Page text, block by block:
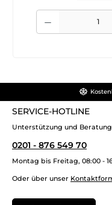
Produkt Anzahl: Gib
SERVICE-HOTLINE
Unterstützung und
0201 - 876 549 70
Montag bis Freitag, 08:00 -
Oder über unser